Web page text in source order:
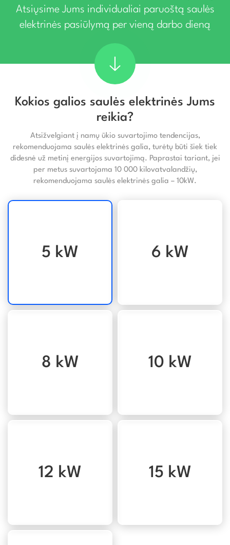
Atsiųsime Jums individualiai paruoštą saulės
elektrinės pasiūlymą per vieną darbo dieną
Kokios galios saulės elektrinės Jums
reikia?
Atsižvelgiant į namų ūkio suvartojimo tendencijas,
rekomenduojama saulės elektrinės galia, turėtų būti šiek tiek
didesnė už metinį energijos suvartojimą. Paprastai tariant, jei
per metus suvartojama 10 000 kilovatvalandžių,
rekomenduojama saulės elektrinės galia – 10kW.
5 kW 6 kW
8 kW 10 kW
12 kW 15 kW